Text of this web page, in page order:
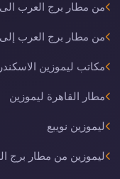
من مطار برج العرب الى
من مطار برج العرب إلى
مكاتب ليموزين الاسكندرية
مطار القاهرة ليموزين
ليموزين نويبع
ليموزين من مطار برج